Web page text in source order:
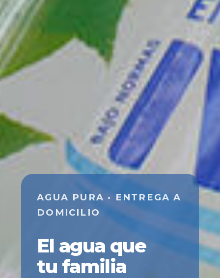
AGUA PURA · ENTREGA A
DOMICILIO
El agua que
tu familia